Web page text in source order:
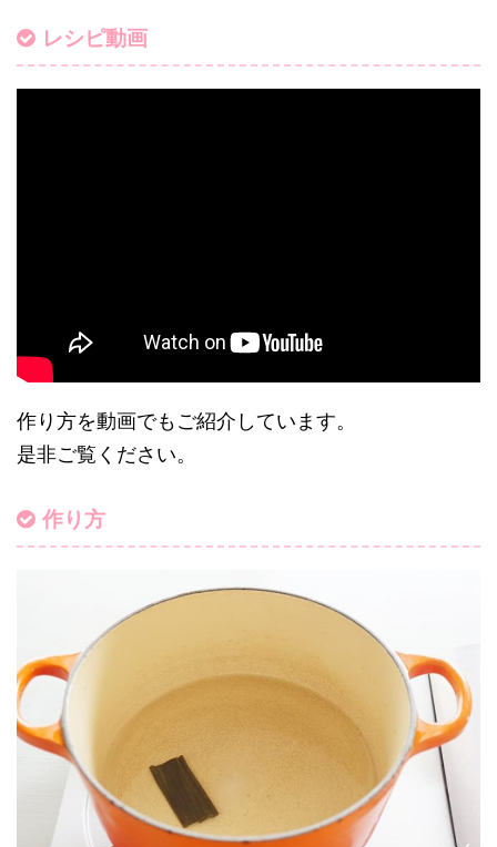
レシピ動画
作り方を動画でもご紹介しています。
是非ご覧ください。
作り方